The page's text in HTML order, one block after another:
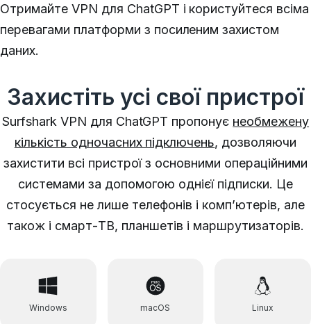
Отримайте VPN для ChatGPT і користуйтеся всіма
перевагами платформи з посиленим захистом
даних.
Захистіть усі свої пристрої
Surfshark VPN для ChatGPT пропонує необмежену
кількість одночасних підключень, дозволяючи
захистити всі пристрої з основними операційними
системами за допомогою однієї підписки. Це
стосується не лише телефонів і комп’ютерів, але
також і смарт-ТВ, планшетів і маршрутизаторів.
Windows macOS Linux